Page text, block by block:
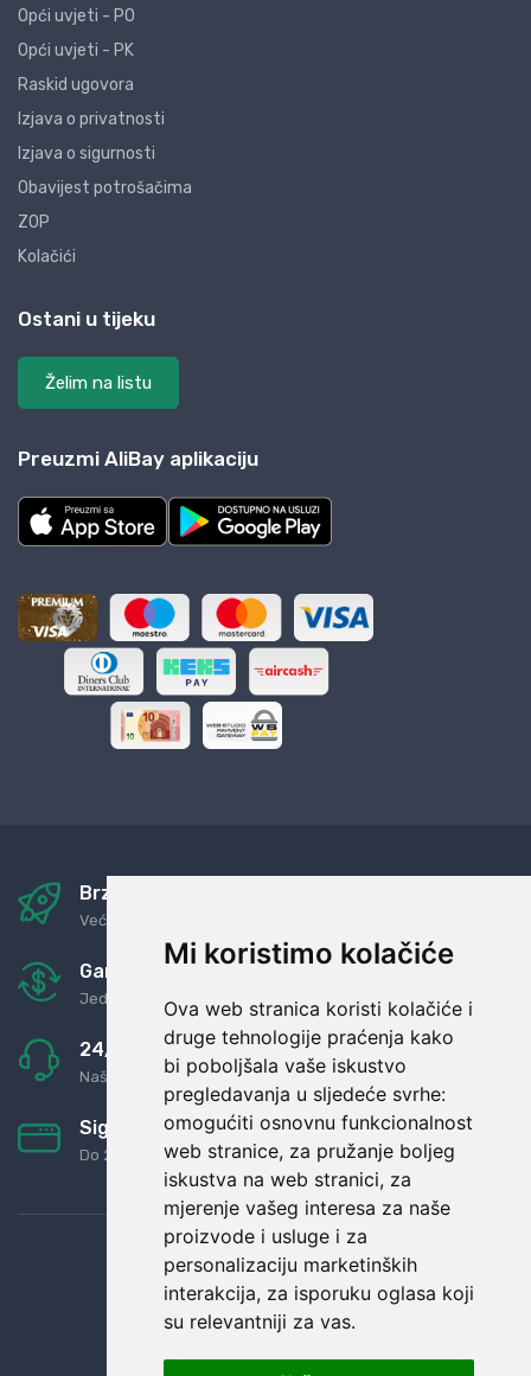
Mi koristimo kolačiće
Ova web stranica koristi kolačiće i
druge tehnologije praćenja kako
bi poboljšala vaše iskustvo
pregledavanja u sljedeće svrhe:
omogućiti osnovnu funkcionalnost
web stranice, za pružanje boljeg
iskustva na web stranici, za
mjerenje vašeg interesa za naše
proizvode i usluge i za
personalizaciju marketinških
interakcija, za isporuku oglasa koji
su relevantniji za vas.
Opći uvjeti - PO
Opći uvjeti - PK
Raskid ugovora
Izjava o privatnosti
Izjava o sigurnosti
Obavijest potrošačima
ZOP
Kolačići
Ostani u tijeku
Želim na listu
Preuzmi AliBay aplikaciju
Brza i sigurna dostava
Već za nekoliko dana kod vas
Garancija u povrat novaca
Jednostavno pravilo: Roba za novac
24/7 odlična podrška
Naši agenti uvijek na raspolaganju
Sigurno obročno plaćanje
Do 24 rata bez kamata